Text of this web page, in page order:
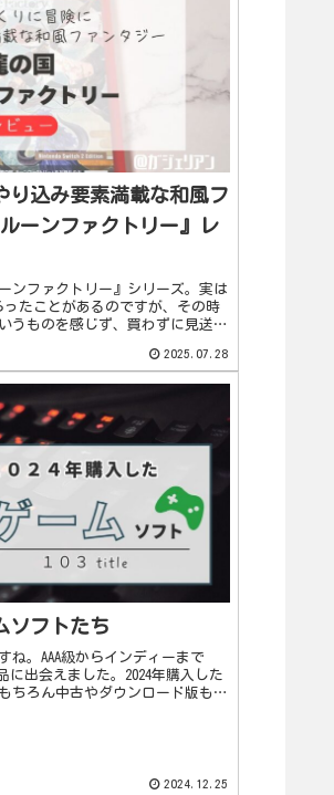
り込み要素満載な和風フ
ーンファクトリー』レ
ンファクトリー』シリーズ。実は
たことがあるのですが、その時
うものを感じず、買わずに見送っ
2025.07.28
ソフトたち
ね。AAA級からインディーまで
に出会えました。2024年購入した
ちろん中古やダウンロード版も含
2024.12.25